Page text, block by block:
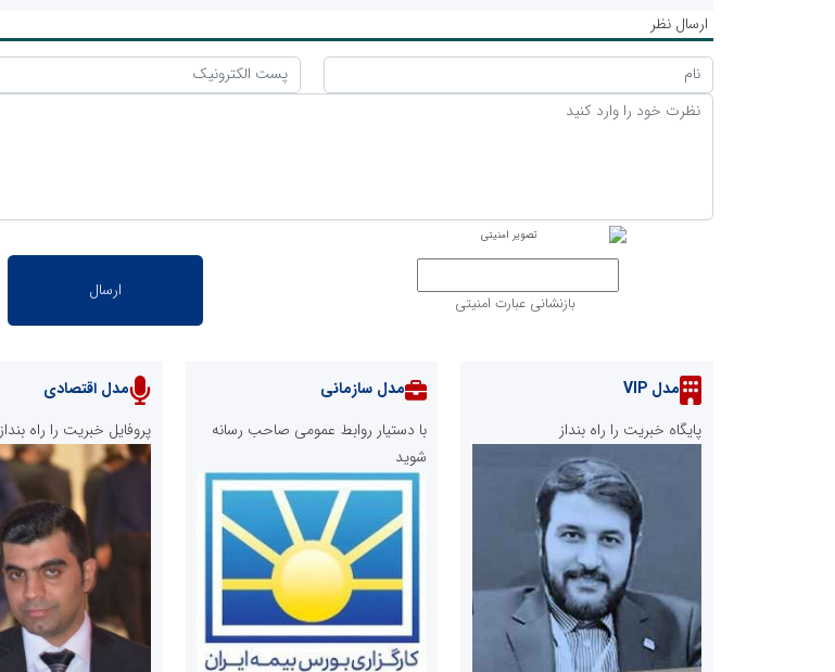
ارسال نظر
بازنشانی عبارت امنیتی
مدل VIP
پایگاه خبریت را راه بنداز
مدل سازمانی
با دستیار روابط عمومی صاحب رسانه
شوید
مدل اقتصادی
پروفایل خبریت را راه بنداز